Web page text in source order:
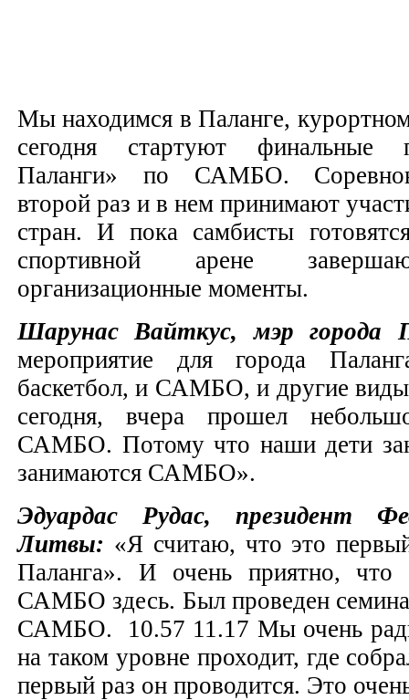
Мы находимся в Паланге,
сегодня стартуют финальные
Паланги» по САМБО.
второй раз и в нем принимают
стран. И пока самбисты
спортивной арене
организационные моменты.
Шарунас Вайткус, мэр города
мероприятие для города
баскетбол, и САМБО, и другие
сегодня, вчера прошел
САМБО. Потому что наши дети
занимаются САМБО».
Эдуардас Рудас, президент
Литвы: «Я считаю, что это
Паланга». И очень приятно, что
САМБО здесь. Был проведен
САМБО. 10.57 11.17 Мы очень
на таком уровне проходит, где
первый раз он проводится. Это